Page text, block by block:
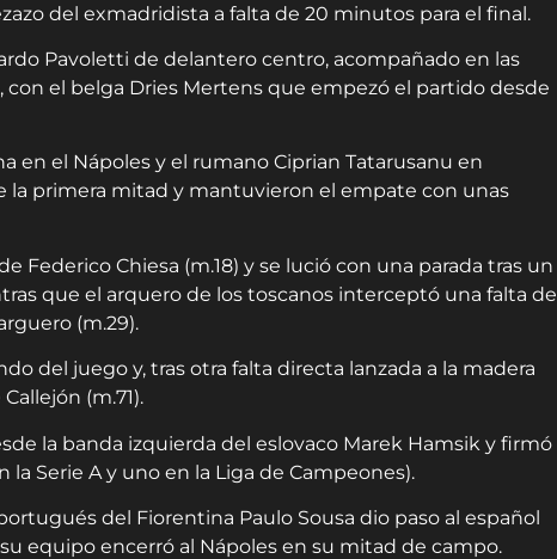
del exmadridista a falta de 20 minutos para el final.
Pavoletti de delantero centro, acompañado en las
con el belga Dries Mertens que empezó el partido desde
en el Nápoles y el rumano Ciprian Tatarusanu en
la primera mitad y mantuvieron el empate con unas
Federico Chiesa (m.18) y se lució con una parada tras un
que el arquero de los toscanos interceptó una falta de
(m.29).
del juego y, tras otra falta directa lanzada a la madera
(m.71).
la banda izquierda del eslovaco Marek Hamsik y firmó
Serie A y uno en la Liga de Campeones).
del Fiorentina Paulo Sousa dio paso al español
equipo encerró al Nápoles en su mitad de campo.